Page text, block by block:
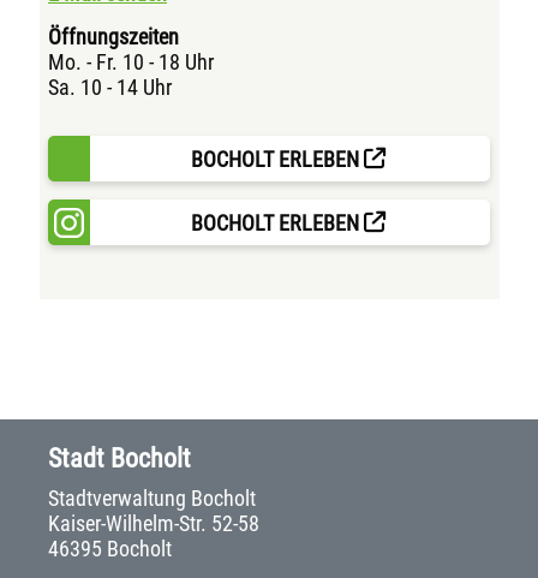
Öffnungszeiten
Mo. - Fr. 10 - 18 Uhr
Sa. 10 - 14 Uhr
BOCHOLT ERLEBEN
BOCHOLT ERLEBEN
Stadt Bocholt
Stadtverwaltung Bocholt
Kaiser-Wilhelm-Str. 52-58
46395 Bocholt